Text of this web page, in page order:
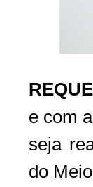
e com
seja
do